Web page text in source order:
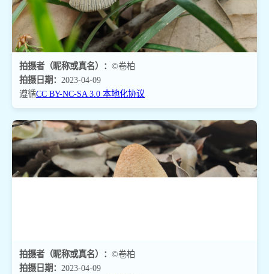
拍摄者（昵称或真名）： ©卷柏
拍摄日期： 2023-04-09
遵循CC BY-NC-SA 3.0 本地化协议
拍摄者（昵称或真名）： ©卷柏
拍摄日期： 2023-04-09